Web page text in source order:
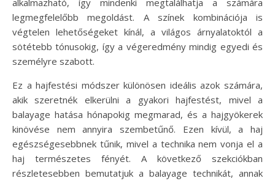
alkalmazható, így mindenki megtalálhatja a számára
legmegfelelőbb megoldást. A színek kombinációja is
végtelen lehetőségeket kínál, a világos árnyalatoktól a
sötétebb tónusokig, így a végeredmény mindig egyedi és
személyre szabott.
Ez a hajfestési módszer különösen ideális azok számára,
akik szeretnék elkerülni a gyakori hajfestést, mivel a
balayage hatása hónapokig megmarad, és a hajgyökerek
kinövése nem annyira szembetűnő. Ezen kívül, a haj
egészségesebbnek tűnik, mivel a technika nem vonja el a
haj természetes fényét. A következő szekciókban
részletesebben bemutatjuk a balayage technikát, annak